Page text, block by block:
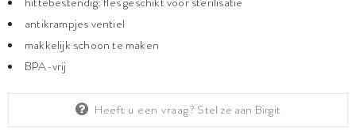
antikrampjes ventiel
makkelijk schoon te maken
BPA-vrij
Heeft u een vraag? Stel ze aan Birgit